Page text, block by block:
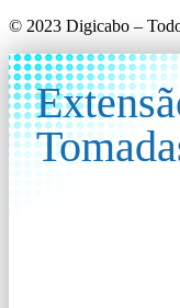
© 2023 Digicabo –